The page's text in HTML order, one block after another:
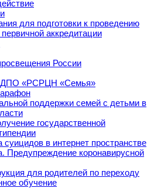
для подготовки к проведению
первичной аккредитации
России
«РСРЦН «Семья»
поддержки семей с детьми в
государственной
в интернет пространстве
Предупреждение коронавирусной
для родителей по переходу
обучение